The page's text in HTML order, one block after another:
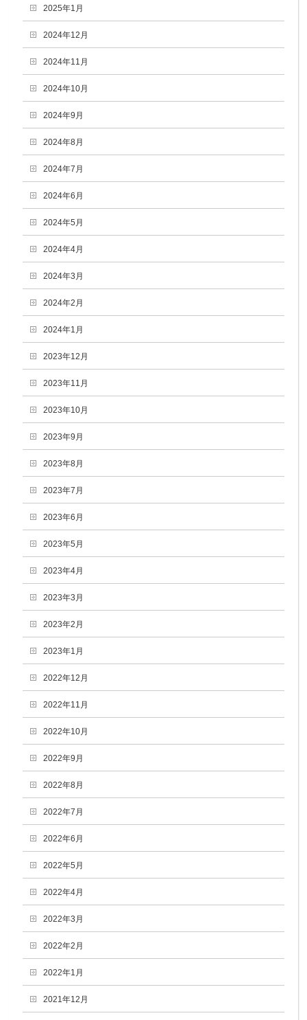
2025年1月
2024年12月
2024年11月
2024年10月
2024年9月
2024年8月
2024年7月
2024年6月
2024年5月
2024年4月
2024年3月
2024年2月
2024年1月
2023年12月
2023年11月
2023年10月
2023年9月
2023年8月
2023年7月
2023年6月
2023年5月
2023年4月
2023年3月
2023年2月
2023年1月
2022年12月
2022年11月
2022年10月
2022年9月
2022年8月
2022年7月
2022年6月
2022年5月
2022年4月
2022年3月
2022年2月
2022年1月
2021年12月